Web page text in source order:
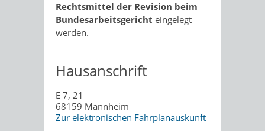
Rechtsmittel der Revision beim
Bundesarbeitsgericht eingelegt
werden.
Hausanschrift
E 7, 21
68159 Mannheim
Zur elektronischen Fahrplanauskunft